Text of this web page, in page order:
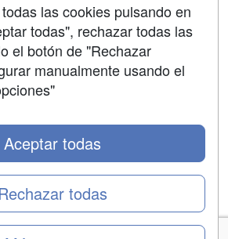
Formazion Web, S.L. - Calle
las cookies pulsando en
todas", rechazar todas las
el botón de "Rechazar
manualmente usando el
todas
Aceptar todas